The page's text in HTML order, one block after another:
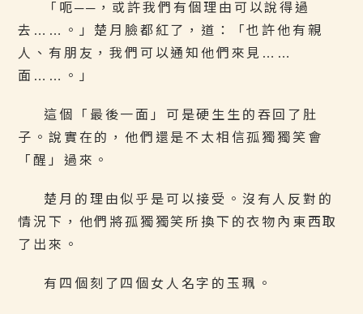
「呃──，或許我們有個理由可以說得過
去……。」楚月臉都紅了，道：「也許他有親
人、有朋友，我們可以通知他們來見……
面……。」
這個「最後一面」可是硬生生的吞回了肚
子。說實在的，他們還是不太相信孤獨獨笑會
「醒」過來。
楚月的理由似乎是可以接受。沒有人反對的
情況下，他們將孤獨獨笑所換下的衣物內東西取
了出來。
有四個刻了四個女人名字的玉珮。